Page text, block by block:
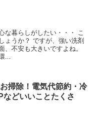
な暮らしがしたい・・・ こ
ょうか？ ですが、強い洗剤
、不安も大きいですよね。
...
掃除！電気代節約・冷
などいいことたくさ